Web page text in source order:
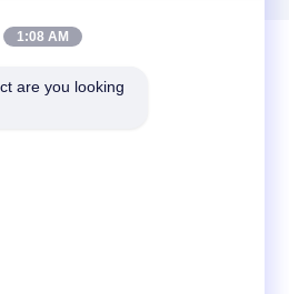
1:08 AM
are you looking